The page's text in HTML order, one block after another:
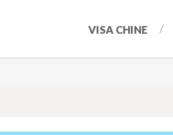
VISA CHINE